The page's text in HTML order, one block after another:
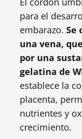
para el
embarazo. Se
una vena,
por una
gelatina de
establece la
placenta,
nutrientes y
crecimiento.